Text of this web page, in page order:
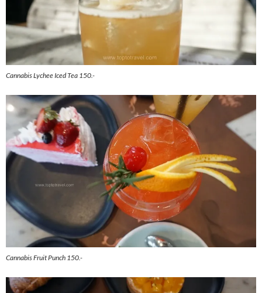
Cannabis Lychee Iced Tea 150.-
Cannabis Fruit Punch 150.-